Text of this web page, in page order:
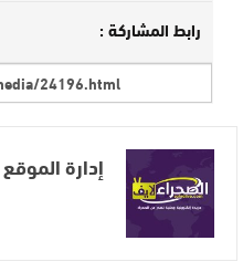
رابط المشاركة :
إدارة الموقع